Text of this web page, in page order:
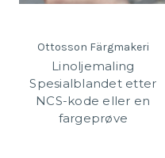
Ottosson Färgmakeri
Linoljemaling
Spesialblandet etter
NCS-kode eller en
fargeprøve